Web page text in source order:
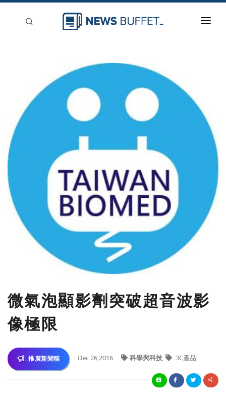
登入
微氣泡顯影劑突破超音波影
像極限
推廣新聞稿 Dec 26,2016 科學與科技 3C產品